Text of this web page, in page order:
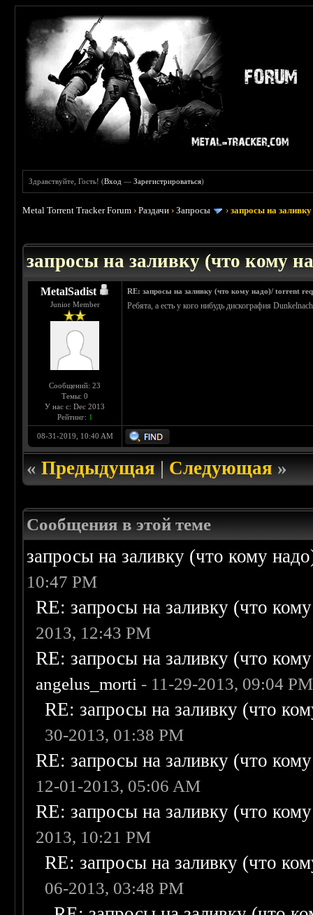
Здравствуйте, Гость! (Вход —Зарегистрироваться)
Metal Torrent Tracker Forum ›Раздачи ›Запросы ›запросы на
запросы на заливку (что кому
MetalSadist
Junior Member
Сообщений: 23
Темы: 0
У нас с: Dec 2013
Рейтинг: 1
RE: запросы на заливку (что кому надо)/ torrent
Ребята, а есть у кого нибудь дискография
08-31-2019, 10:40 AM
«Предыдущая|Следующая»
Сообщения в этой теме
запросы на заливку (что кому
10:47 PM
RE: запросы на заливку (что
2013, 12:43 PM
RE: запросы на заливку (что
angelus_morti - 11-29-2013, 09:04 PM
RE: запросы на заливку (что
30-2013, 01:38 PM
RE: запросы на заливку (что
12-01-2013, 05:06 AM
RE: запросы на заливку (что
2013, 10:21 PM
RE: запросы на заливку (что
06-2013, 03:48 PM